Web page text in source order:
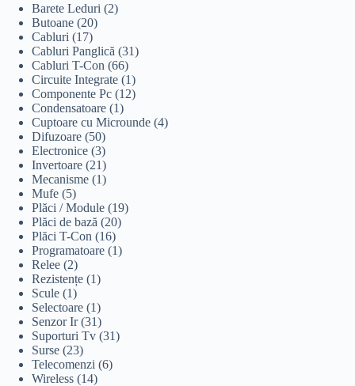
Barete Leduri (2)
Butoane (20)
Cabluri (17)
Cabluri Panglică (31)
Cabluri T-Con (66)
Circuite Integrate (1)
Componente Pc (12)
Condensatoare (1)
Cuptoare cu Microunde (4)
Difuzoare (50)
Electronice (3)
Invertoare (21)
Mecanisme (1)
Mufe (5)
Plăci / Module (19)
Plăci de bază (20)
Plăci T-Con (16)
Programatoare (1)
Relee (2)
Rezistențe (1)
Scule (1)
Selectoare (1)
Senzor Ir (31)
Suporturi Tv (31)
Surse (23)
Telecomenzi (6)
Wireless (14)